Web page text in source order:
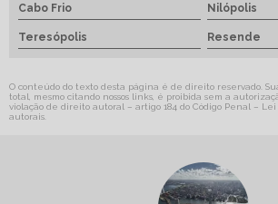
Cabo Frio Nilópolis
Teresópolis Resende
O conteúdo do texto desta página é de direito reservado.
total, mesmo citando nossos links, é proibida sem a
violação de direito autoral – artigo 184 do Código Penal – Lei
autorais